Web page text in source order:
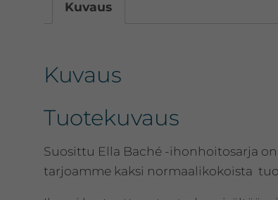
Kuvaus
Kuvaus
Tuotekuvaus
Suosittu Ella Baché -ihonhoitosarja
tarjoamme kaksi normaalikokoista